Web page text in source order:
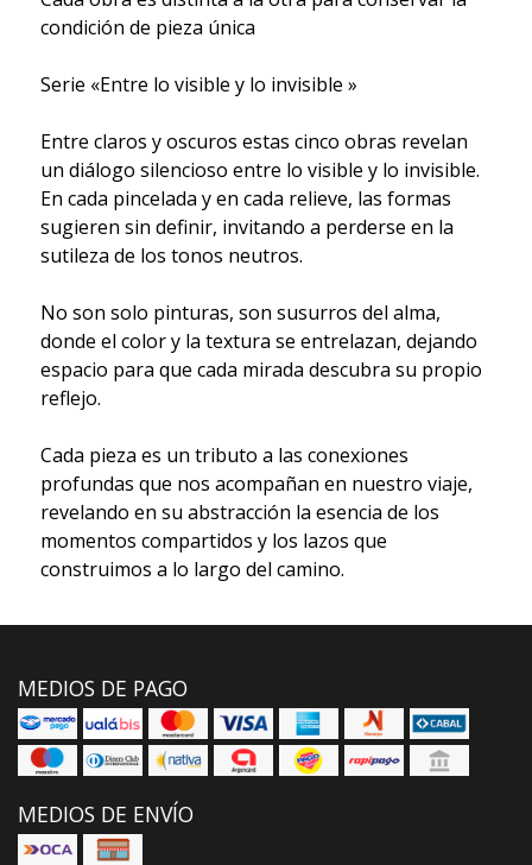
condición de pieza única
Serie «Entre lo visible y lo invisible »
Entre claros y oscuros estas cinco obras revelan
un diálogo silencioso entre lo visible y lo invisible.
En cada pincelada y en cada relieve, las formas
sugieren sin definir, invitando a perderse en la
sutileza de los tonos neutros.
No son solo pinturas, son susurros del alma,
donde el color y la textura se entrelazan, dejando
espacio para que cada mirada descubra su propio
reflejo.
Cada pieza es un tributo a las conexiones
profundas que nos acompañan en nuestro viaje,
revelando en su abstracción la esencia de los
momentos compartidos y los lazos que
construimos a lo largo del camino.
MEDIOS DE PAGO
MEDIOS DE ENVÍO